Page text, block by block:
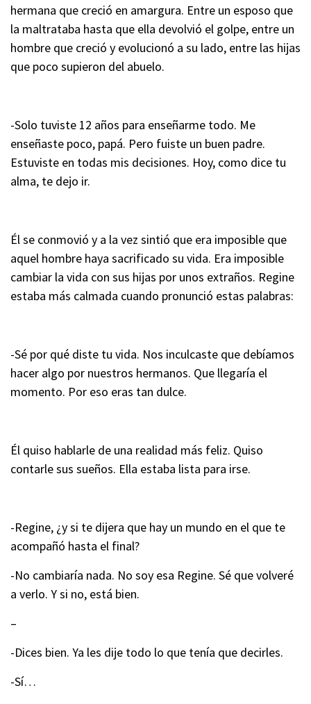
hermana que creció en amargura. Entre un esposo que
la maltrataba hasta que ella devolvió el golpe, entre un
hombre que creció y evolucionó a su lado, entre las hijas
que poco supieron del abuelo.
-Solo tuviste 12 años para enseñarme todo. Me
enseñaste poco, papá. Pero fuiste un buen padre.
Estuviste en todas mis decisiones. Hoy, como dice tu
alma, te dejo ir.
Él se conmovió y a la vez sintió que era imposible que
aquel hombre haya sacrificado su vida. Era imposible
cambiar la vida con sus hijas por unos extraños. Regine
estaba más calmada cuando pronunció estas palabras:
-Sé por qué diste tu vida. Nos inculcaste que debíamos
hacer algo por nuestros hermanos. Que llegaría el
momento. Por eso eras tan dulce.
Él quiso hablarle de una realidad más feliz. Quiso
contarle sus sueños. Ella estaba lista para irse.
-Regine, ¿y si te dijera que hay un mundo en el que te
acompañó hasta el final?
-No cambiaría nada. No soy esa Regine. Sé que volveré
a verlo. Y si no, está bien.
–
-Dices bien. Ya les dije todo lo que tenía que decirles.
-Sí…